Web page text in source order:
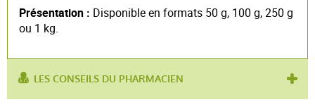
Présentation : Disponible en formats 50 g, 100 g, 250 g
ou 1 kg.
LES CONSEILS DU PHARMACIEN